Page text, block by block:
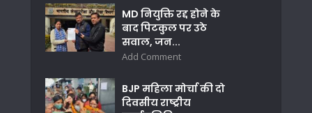
MD नियुक्ति रद्द होने के
बाद पिटकुल पर उठे
सवाल, जन...
Add Comment
BJP महिला मोर्चा की दो
दिवसीय राष्ट्रीय